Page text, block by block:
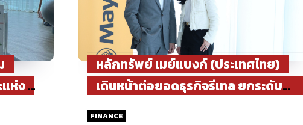
ห่ง
หลักทรัพย์ เมย์แบงก์ (ประเทศไทย)
เดินหน้าต่อยอดธุรกิจรีเทล ยกระดับทีม
ที่ปรึกษาและนวัตกรรมบริการ เพื่อ
FINANCE